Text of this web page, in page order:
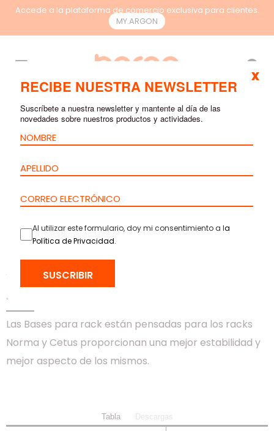
Accede a la plataforma de comercio exclusiva para clientes.
MY.ARGON
INICIO>PRODUCTOS>RACKS & CONFINAMIENTO
ACCESSORIOS> BASE PARA RACK
BASE PARA RACK
Las Bases para rack están pensadas para los racks
Norma y Cetus proporcionan una mejor estabilidad y
mejor aspecto de los mismos.
Tabla Descargas
RECIBE NUESTRA NEWSLETTER
Suscríbete a nuestra newsletter y mantente al día de las
novedades sobre nuestros productos y actividades.
Al utilizar este formulario, doy mi consentimiento a la
Política de Privacidad.
SUSCRIBIR
x